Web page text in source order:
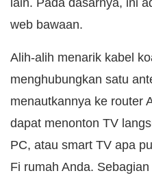
web bawaan.
Alih-alih menarik kabel
menghubungkan satu
menautkannya ke router
dapat menonton TV
PC, atau smart TV apa
Fi rumah Anda.